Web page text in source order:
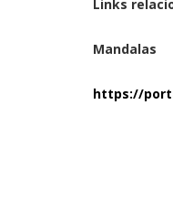
Links
Mandalas
https://